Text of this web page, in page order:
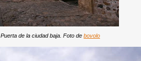
Puerta de la ciudad baja. Foto debovolo